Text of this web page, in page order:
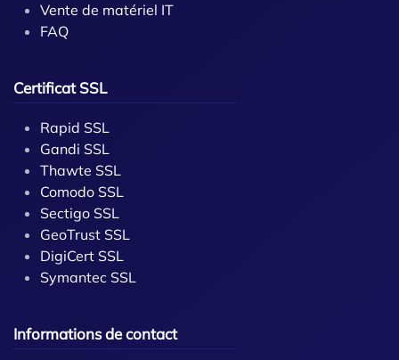
Vente de matériel IT
FAQ
Certificat SSL
Rapid SSL
Gandi SSL
Thawte SSL
Comodo SSL
Sectigo SSL
GeoTrust SSL
DigiCert SSL
Symantec SSL
Informations de contact